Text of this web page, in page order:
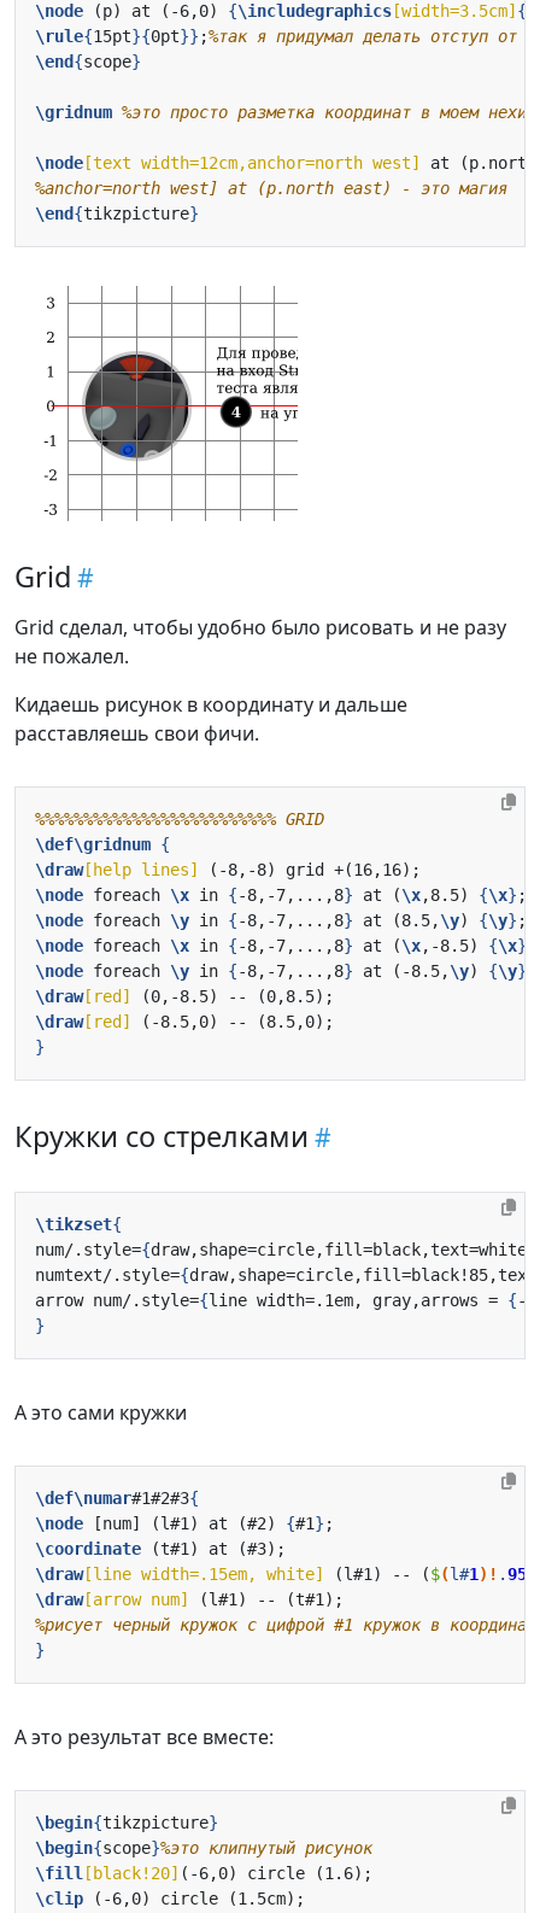
\node (p) at (-6,0) {\includegraphics [width=3.5cm] {
\rule{15pt}{0pt}} ;
\end{scope}
\gridnum
\node [text width=12cm,anchor=north west]
at
\end{tikzpicture}
Grid
Grid сделал, чтобы удобно было рисовать и не разу
не пожалел.
Кидаешь рисунок в координату и дальше
расставляешь свои фичи.
\def\gridnum {
\draw[help lines]
\node foreach \x in {-8,-7,...,8} at (\x,8.5) {\x}
\node foreach \y in {-8,-7,...,8} at (8.5,\y) {\y}
\node foreach \x in {-8,-7,...,8} at (\x,-8.5) {\x}
\node foreach \y in {-8,-7,...,8} at (-8.5,\y) {\y}
\draw[red]
\draw[red]
}
Кружки со стрелками
\tikzset{
num/.style={
numtext/.style={
arrow num/.style={line width=.1em, gray,arrows = {-
}
А это сами кружки
\def\numar#1#2#3{
\node [num] (l#1) at (#2) {#1}
\coordinate
\draw[line width=.15em, white] (l#1) -- ($(l#1)! .95
\draw[arrow num]
}
А это результат все вместе:
\begin{tikzpicture}
\begin{scope}
\fill [black!20]
\clip